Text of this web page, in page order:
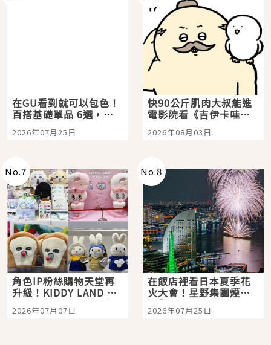
在GU看到就可以包色！
百搭基礎單品 6選，閉
眼全收也不心疼
2026年07月25日
快90公斤肌肉大叔能進
電影院看《吉伊卡哇》
嗎？日本重金屬樂團
「打首」會長與nagano
2026年08月03日
No.7
角色IP粉絲購物天堂再
升級！KIDDY LAND 原
宿店吉伊卡哇迎客，新
開幕 OMOKADO 店3分
2026年07月07日
No.8
在飯店裡看日本夏季花
火大會！星野集團煙火
景觀飯店6選，讓你不用
人擠人悠閒欣賞
2026年07月25日